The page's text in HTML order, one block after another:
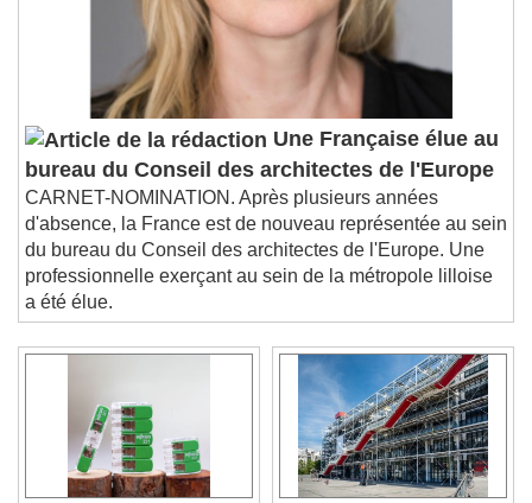
Une Française élue au
bureau du Conseil des architectes de l'Europe
CARNET-NOMINATION. Après plusieurs années
d'absence, la France est de nouveau représentée au sein
du bureau du Conseil des architectes de l'Europe. Une
professionnelle exerçant au sein de la métropole lilloise
a été élue.